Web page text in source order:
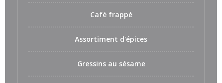
Café frappé
Assortiment d'épices
Gressins au sésame